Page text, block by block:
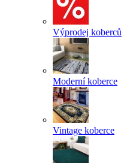
Výprodej koberců
Moderní koberce
Vintage koberce